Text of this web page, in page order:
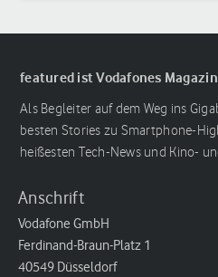
featured ist Vodafones
Als Begleiter auf dem Weg ins
besten Stories zu Smartphone-
heißesten Tech-News und Kino-
Anschrift
Vodafone GmbH
Ferdinand-Braun-Platz 1
40549 Düsseldorf